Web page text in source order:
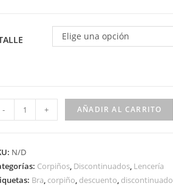
Elige una opción
- + AÑADIR AL CARRITO
N/D
Corpiños, Discontinuados, Lencería
Bra, corpiño, descuento, discontinuado